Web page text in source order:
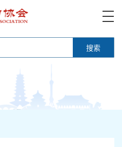
搜索